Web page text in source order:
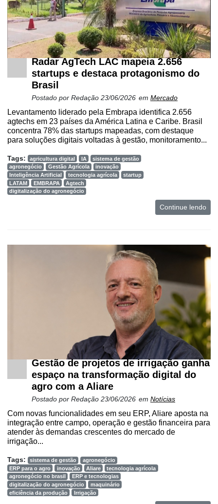
Radar AgTech LAC mapeia 2.656
startups e destaca protagonismo do
Brasil
Postado por Redação 23/06/2026 em Mercado
Levantamento liderado pela Embrapa identifica 2.656
agtechs em 23 países da América Latina e Caribe. Brasil
concentra 78% das startups mapeadas, com destaque
para soluções digitais voltadas à gestão, monitoramento...
Tags: agricultura digital IA
sistema de gestão
agronegócio
Gestão Agrícola
inovação
Inteligência Artificial
tecnologia agrícola
startup
LATAM
EMBRAPA
Agtech
digitalização do agronegócio
Continue lendo
Gestão de projetos de irrigação ganha
espaço na transformação digital do
agro com a Aliare
Postado por Redação 23/06/2026 em Notícias
Com novas funcionalidades em seu ERP, Aliare aposta na
integração entre campo, operação e gestão financeira para
atender às demandas crescentes do mercado de
irrigação...
Tags: sistema de gestão
agronegócio
ERP para o agro
inovação Aliare
tecnologia agrícola
agronegócio no brasil
ERP e tecnologias
digitalização do agronegócio
maquinário
eficiência da produção
Irrigação